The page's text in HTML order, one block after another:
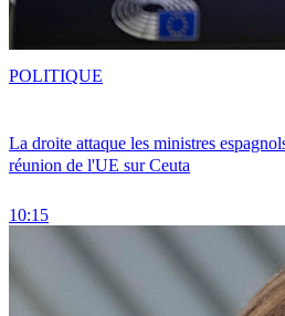
La droite attaque les ministres
réunion de l'UE sur Ceuta
10:15
POLITIQUE